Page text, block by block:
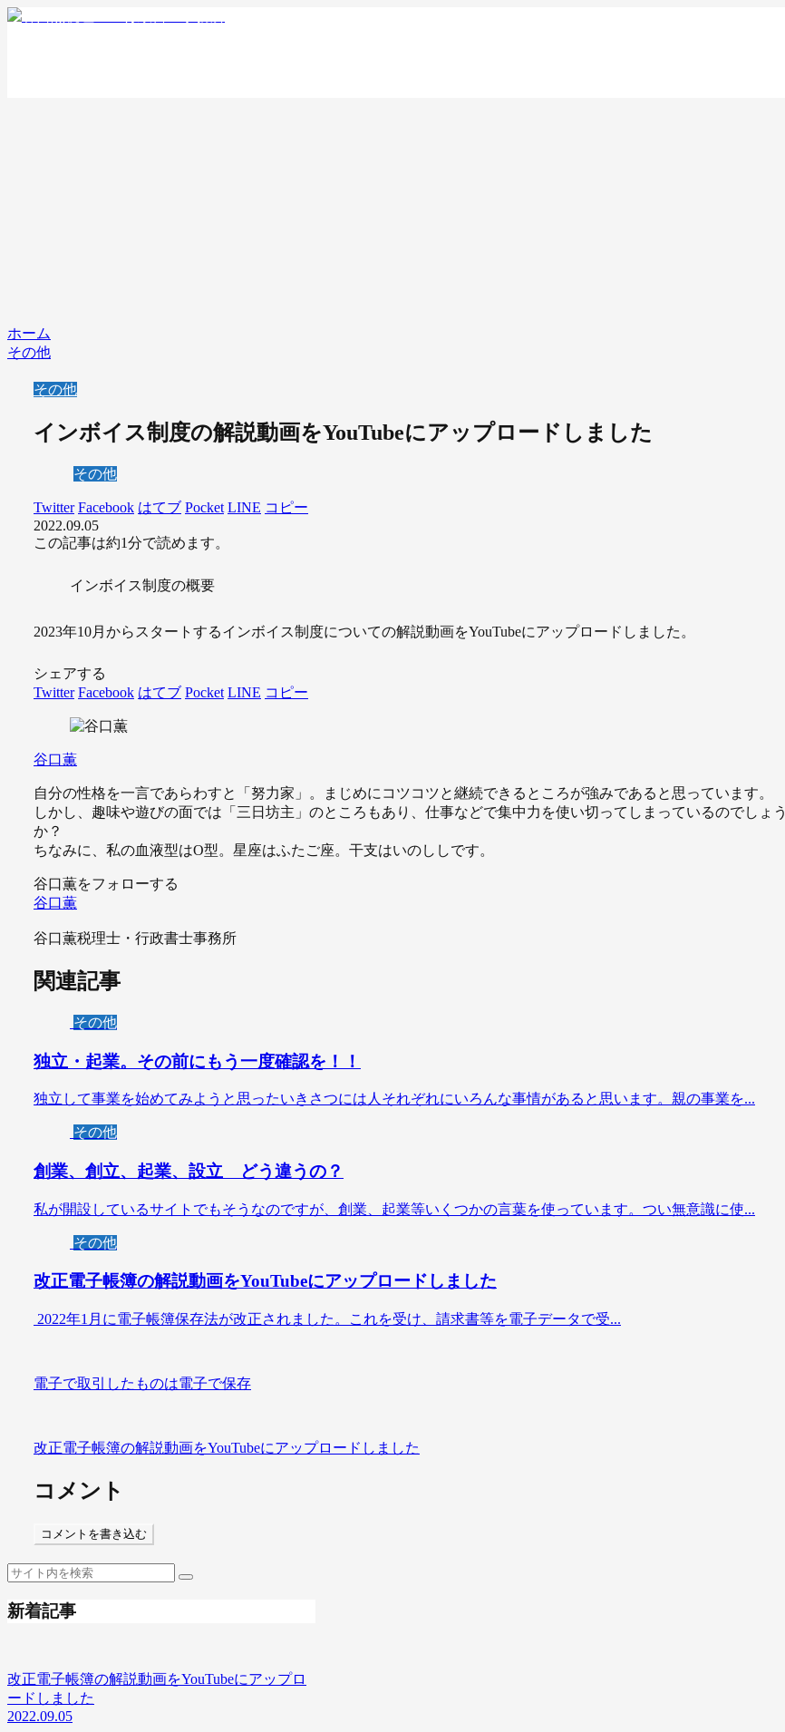
ホーム
その他
その他
インボイス制度の解説動画をYouTubeにアップロードしました
その他
Twitter Facebook はてブ Pocket LINE コピー
2022.09.05
この記事は約1分で読めます。
インボイス制度の概要
2023年10月からスタートするインボイス制度についての解説動画をYouTubeにアップロードしました。
シェアする
Twitter Facebook はてブ Pocket LINE コピー
谷口薫
自分の性格を一言であらわすと「努力家」。まじめにコツコツと継続できるところが強みであると思っています。
しかし、趣味や遊びの面では「三日坊主」のところもあり、仕事などで集中力を使い切ってしまっているのでしょう
か？
ちなみに、私の血液型はO型。星座はふたご座。干支はいのししです。
谷口薫をフォローする
谷口薫
谷口薫税理士・行政書士事務所
関連記事
その他
独立・起業。その前にもう一度確認を！！
独立して事業を始めてみようと思ったいきさつには人それぞれにいろんな事情があると思います。親の事業を...
その他
創業、創立、起業、設立 どう違うの？
私が開設しているサイトでもそうなのですが、創業、起業等いくつかの言葉を使っています。つい無意識に使...
その他
改正電子帳簿の解説動画をYouTubeにアップロードしました
2022年1月に電子帳簿保存法が改正されました。これを受け、請求書等を電子データで受...
電子で取引したものは電子で保存
改正電子帳簿の解説動画をYouTubeにアップロードしました
コメント
コメントを書き込む
新着記事
改正電子帳簿の解説動画をYouTubeにアップロ
ードしました
2022.09.05